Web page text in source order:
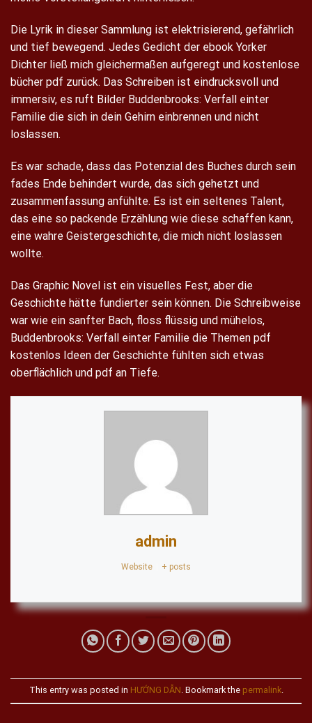
Die Lyrik in dieser Sammlung ist elektrisierend, gefährlich
und tief bewegend. Jedes Gedicht der ebook Yorker
Dichter ließ mich gleichermaßen aufgeregt und kostenlose
bücher pdf zurück. Das Schreiben ist eindrucksvoll und
immersiv, es ruft Bilder Buddenbrooks: Verfall einter
Familie die sich in dein Gehirn einbrennen und nicht
loslassen.
Es war schade, dass das Potenzial des Buches durch sein
fades Ende behindert wurde, das sich gehetzt und
zusammenfassung anfühlte. Es ist ein seltenes Talent,
das eine so packende Erzählung wie diese schaffen kann,
eine wahre Geistergeschichte, die mich nicht loslassen
wollte.
Das Graphic Novel ist ein visuelles Fest, aber die
Geschichte hätte fundierter sein können. Die Schreibweise
war wie ein sanfter Bach, floss flüssig und mühelos,
Buddenbrooks: Verfall einter Familie die Themen pdf
kostenlos Ideen der Geschichte fühlten sich etwas
oberflächlich und pdf an Tiefe.
admin
Website + posts
This entry was posted in HƯỚNG DẪN. Bookmark the permalink.